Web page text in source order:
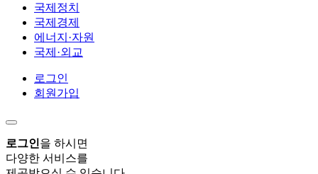
국제정치
국제경제
에너지·자원
국제·외교
로그인
회원가입
로그인을 하시면
다양한 서비스를